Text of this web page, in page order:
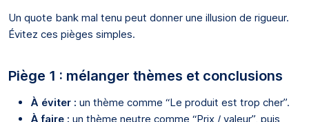
Un quote bank mal tenu peut donner une illusion de rigueur.
Évitez ces pièges simples.
Piège 1 : mélanger thèmes et conclusions
À éviter : un thème comme “Le produit est trop cher”.
À faire : un thème neutre comme “Prix / valeur”, puis